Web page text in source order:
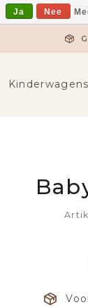
Kinderwagens
Ja Nee